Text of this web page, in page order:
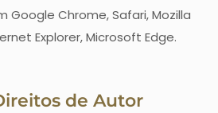
Google Chrome, Safari, Mozilla
Explorer, Microsoft Edge.
de Autor